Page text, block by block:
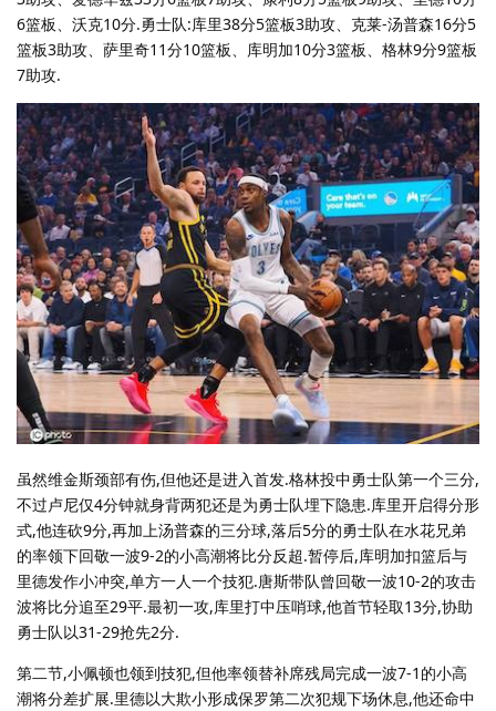
6篮板、沃克10分.勇士队:库里38分5篮板3助攻、克莱-汤普森16分5
篮板3助攻、萨里奇11分10篮板、库明加10分3篮板、格林9分9篮板
7助攻.
虽然维金斯颈部有伤,但他还是进入首发.格林投中勇士队第一个三分,
不过卢尼仅4分钟就身背两犯还是为勇士队埋下隐患.库里开启得分形
式,他连砍9分,再加上汤普森的三分球,落后5分的勇士队在水花兄弟
的率领下回敬一波9-2的小高潮将比分反超.暂停后,库明加扣篮后与
里德发作小冲突,单方一人一个技犯.唐斯带队曾回敬一波10-2的攻击
波将比分追至29平.最初一攻,库里打中压哨球,他首节轻取13分,协助
勇士队以31-29抢先2分.
第二节,小佩顿也领到技犯,但他率领替补席残局完成一波7-1的小高
潮将分差扩展.里德以大欺小形成保罗第二次犯规下场休息,他还命中